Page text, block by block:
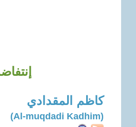
كاظم المقدادي
(Al-muqdadi Kadhim)